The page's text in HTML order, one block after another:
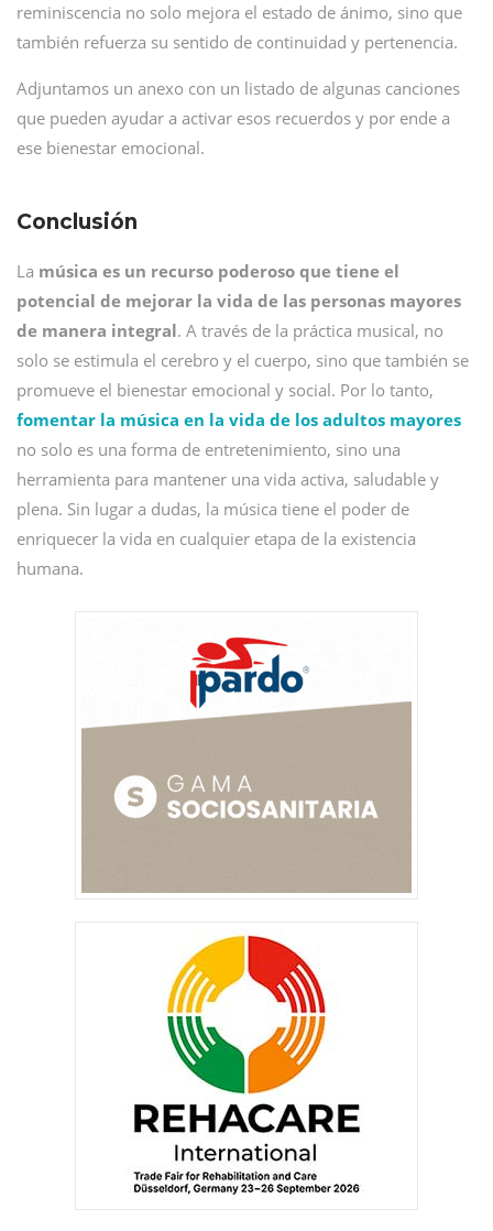
reminiscencia no solo mejora el estado de ánimo, sino que
también refuerza su sentido de continuidad y pertenencia.
Adjuntamos un anexo con un listado de algunas canciones
que pueden ayudar a activar esos recuerdos y por ende a
ese bienestar emocional.
Conclusión
La música es un recurso poderoso que tiene el
potencial de mejorar la vida de las personas mayores
de manera integral. A través de la práctica musical, no
solo se estimula el cerebro y el cuerpo, sino que también se
promueve el bienestar emocional y social. Por lo tanto,
fomentar la música en la vida de los adultos mayores
no solo es una forma de entretenimiento, sino una
herramienta para mantener una vida activa, saludable y
plena. Sin lugar a dudas, la música tiene el poder de
enriquecer la vida en cualquier etapa de la existencia
humana.